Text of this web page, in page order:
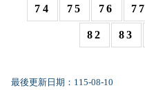
74 75 76 77
82 83
最後更新日期： 115-08-10